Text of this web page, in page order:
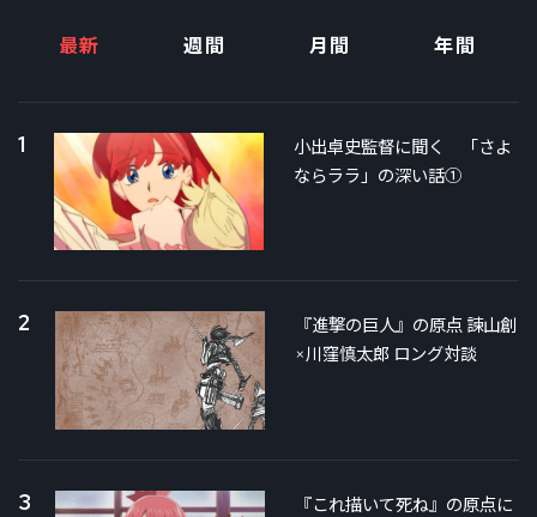
最新 週間 月間 年間
1
小出卓史監督に聞く 「さよ
ならララ」の深い話①
2
『進撃の巨人』の原点 諫山創
×川窪慎太郎 ロング対談
3
『これ描いて死ね』の原点に